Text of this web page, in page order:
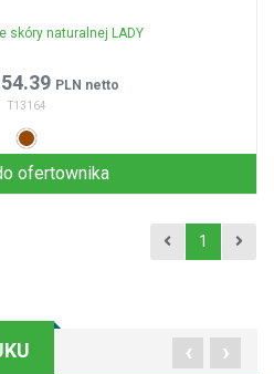
skóry naturalnej LADY
PLN netto
T13164
ofertownika
1
‹ ›